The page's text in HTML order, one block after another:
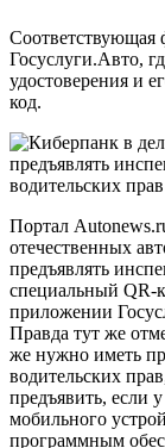
Соответствующая
Госуслуги.Авто,
удостоверения и
код.
Портал
отечественных
предъявлять
специальный QR-
приложении
Правда тут же
же нужно иметь
водительских
предъявить, если
мобильного
программным